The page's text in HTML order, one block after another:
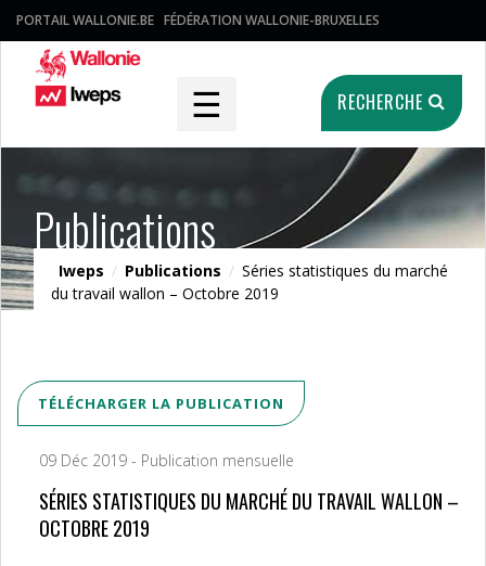
PORTAIL WALLONIE.BE FÉDÉRATION WALLONIE-BRUXELLES
☰ RECHERCHE
Publications
Iweps / Publications / Séries statistiques du marché
du travail wallon – Octobre 2019
TÉLÉCHARGER LA PUBLICATION
09 Déc 2019 - Publication mensuelle
SÉRIES STATISTIQUES DU MARCHÉ DU TRAVAIL WALLON –
OCTOBRE 2019